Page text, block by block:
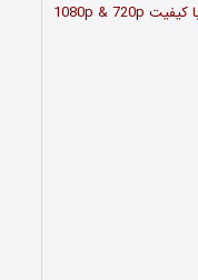
با کیفیت 1080p & 720p